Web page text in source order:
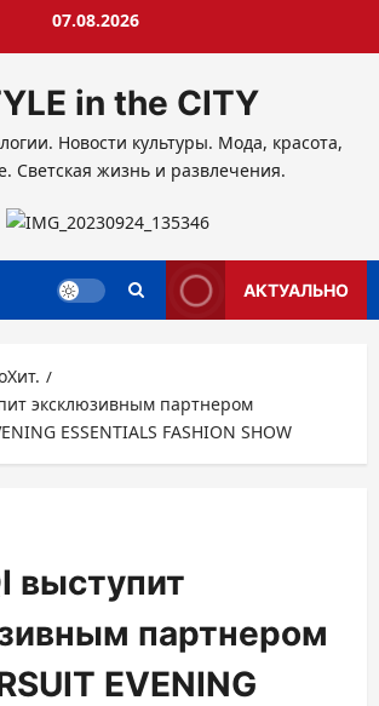
07.08.2026
in the CITY
Новости культуры. Мода, красота,
Светская жизнь и развлечения.
АКТУАЛЬНО
эксклюзивным партнером
ESSENTIALS FASHION SHOW
выступит
партнером
EVENING